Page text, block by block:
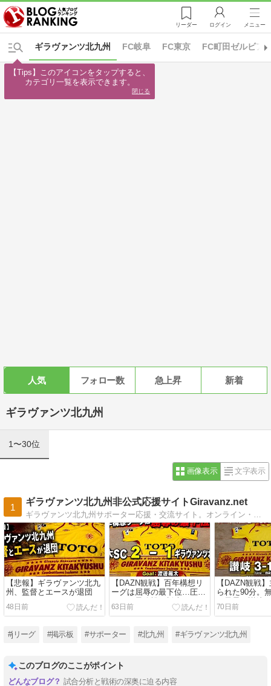
リーダー ログイン メニュー
FC岐阜 FC東京 FC町田ゼルビア
ギラヴァンツ北九州
人気 フォロー数 急上昇 新着
ギラヴァンツ北九州
1〜30位
画像表示 文字表示
1
ギラヴァンツ北九州非公式応援サイトGiravanz.net
【悲報】ギラヴァンツ北九
州、監督とエースが退団
48日前
【DAZN観戦】百年構想リ
ーグは屈辱の最下位…圧倒
された最終戦｜栃木SC 2-1
ギラヴァンツ北九州
63日前
【DAZN観戦
られた90分。
で黒星｜讃岐
70日前
#jリーグ #掲示板 #サポーター #北九州 #ギラヴァンツ北九州
このブログのここがポイント
試合分析と戦術の深奥に迫る内容
【Tips】このアイコンをタップすると、
カテゴリ一覧を表示できます。
閉じる